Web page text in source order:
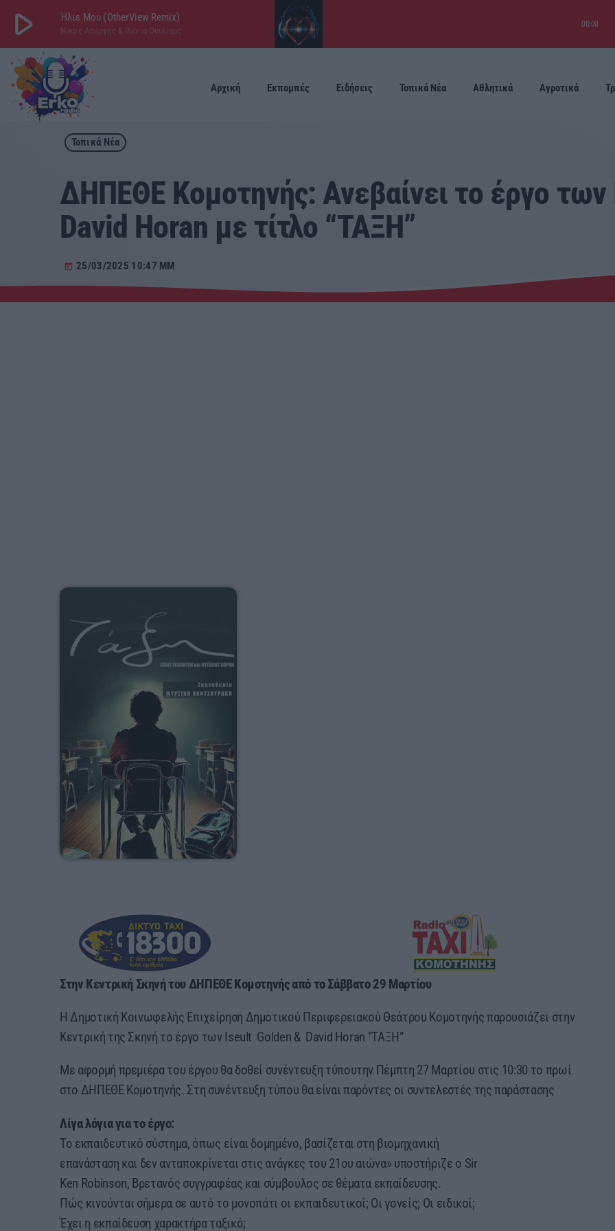
play_arrow Ήλιε Μου (OtherView Remix)
Νίκος Απέργης & Ιλένια Ουίλιαμς
00:00
play_arrow ΕΡΚΟ
LIVE
Αρχική Εκπομπές Ειδήσεις Τοπικά Νέα Αθλητικά Αγροτικά
Τοπικά Νέα
ΔΗΠΕΘΕ Κομοτηνής: Ανεβαίνει το έργο
David Horan με τίτλο “ΤΑΞΗ”
today 25/03/2025 10:47 ΜΜ
Στην Κεντρική Σκηνή του ΔΗΠΕΘΕ Κομοτηνής από το Σάββατο 29 Μαρτίου
Η Δημοτική Κοινωφελής Επιχείρηση Δημοτικού Περιφερειακού Θεάτρου Κομοτηνής παρουσιάζει στην
Κεντρική της Σκηνή το έργο των Iseult Golden & David Horan “ΤΑΞΗ”
Με αφορμή πρεμιέρα του έργου θα δοθεί συνέντευξη τύπουτην Πέμπτη 27 Μαρτίου στις 10:30 το πρωί
στο ΔΗΠΕΘΕ Κομοτηνής. Στη συνέντευξη τύπου θα είναι παρόντες οι συντελεστές της παράστασης
Λίγα λόγια για το έργο:
Το εκπαιδευτικό σύστημα, όπως είναι δομημένο, βασίζεται στη βιομηχανική
επανάσταση και δεν ανταποκρίνεται στις ανάγκες του 21ου αιώνα» υποστήριζε ο Sir
Ken Robinson, Βρετανός συγγραφέας και σύμβουλος σε θέματα εκπαίδευσης.
Πώς κινούνται σήμερα σε αυτό το μονοπάτι οι εκπαιδευτικοί; Οι γονείς; Οι ειδικοί;
Έχει η εκπαίδευση χαρακτήρα ταξικό;